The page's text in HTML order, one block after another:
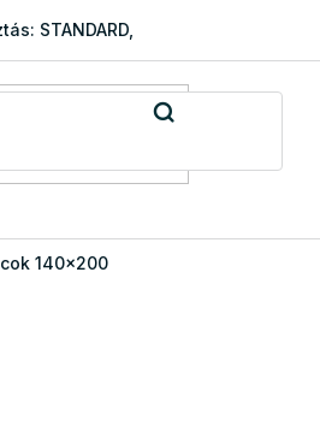
STANDARD, PREMIUM a EXCLUSIVE
140x200